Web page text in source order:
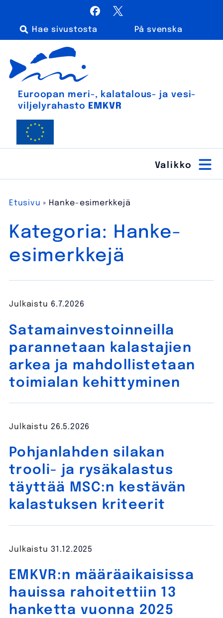
Facebook
På svenska
Haku:
Euroopan meri-, kalatalous- ja vesiviljelyrahasto
Euroopan meri-, kala­talous- ja vesi­
viljely­rahasto
EMKVR
Etusivu » Hanke-esimerkkejä
Kategoria: Hanke-
esimerkkejä
Satamainvestoinneilla
parannetaan kalastajien
arkea ja mahdollistetaan
toimialan kehittyminen
Julkaistu 6.7.2026
Pohjanlahden silakan
trooli- ja rysäkalastus
täyttää MSC:n kestävän
kalastuksen kriteerit
Julkaistu 26.5.2026
EMKVR:n määräaikaisissa
hauissa rahoitettiin 13
hanketta vuonna 2025
Julkaistu 31.12.2025